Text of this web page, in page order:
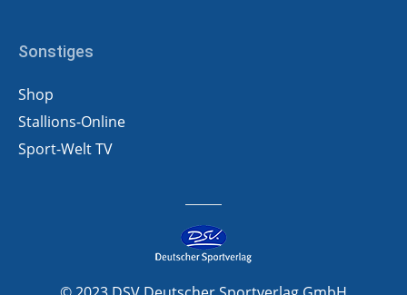
Sonstiges
Shop
Stallions-Online
Sport-Welt TV